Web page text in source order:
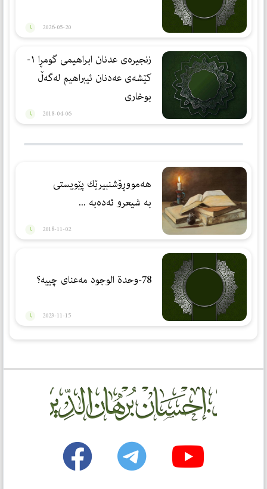
2026-05-20
زنجیرەی عدنان ابراهیمی گومڕا ١-
كێشه‌ی عه‌دنان ئیبراهیم له‌گه‌ڵ
بوخاری
2018-04-06
هه‌مووڕۆشنبیرێك پێویستی
به‌ شیعرو ئه‌ده‌به‌ ...
2018-11-02
78-وحدة الوجود مەعنای چییە؟
2023-11-15